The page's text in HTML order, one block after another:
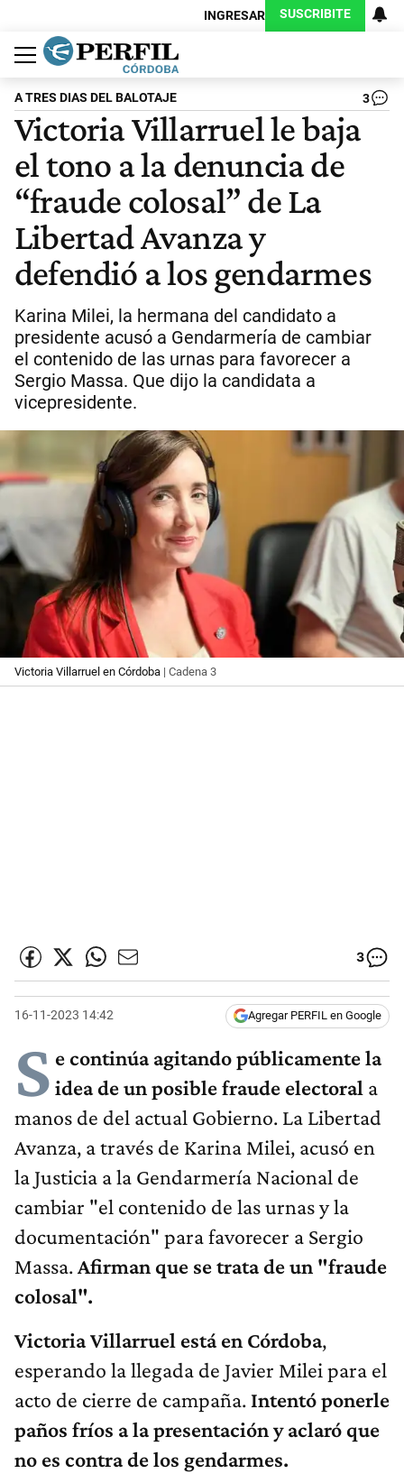
INGRESAR SUSCRIBITE
Política
Economía
Judiciales
Sociedad
Cultura
Espectáculos
Deportes
Protagonistas
A TRES DIAS DEL BALOTAJE 3
Victoria Villarruel le baja
el tono a la denuncia de
“fraude colosal” de La
Libertad Avanza y
defendió a los gendarmes
Karina Milei, la hermana del candidato a
presidente acusó a Gendarmería de cambiar
el contenido de las urnas para favorecer a
Sergio Massa. Que dijo la candidata a
vicepresidente.
Victoria Villarruel en Córdoba | Cadena 3
3
16-11-2023 14:42 Agregar PERFIL en Google
S e continúa agitando públicamente la
idea de un posible fraude electoral a
manos de del actual Gobierno. La Libertad
Avanza, a través de Karina Milei, acusó en
la Justicia a la Gendarmería Nacional de
cambiar "el contenido de las urnas y la
documentación" para favorecer a Sergio
Massa.Afirman que se trata de un "fraude
colosal".
Victoria Villarruel está en Córdoba,
esperando la llegada de Javier Milei para el
acto de cierre de campaña. Intentó ponerle
paños fríos a la presentación y aclaró que
no es contra de los gendarmes.